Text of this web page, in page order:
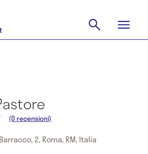
(0 recensioni)
2, Roma, RM, Italia